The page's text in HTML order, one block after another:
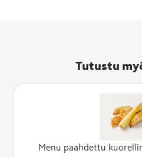
Tutustu
Menu paahdettu